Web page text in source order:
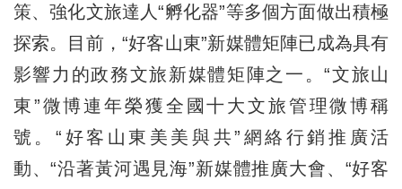
策、強化文旅達人“孵化器”等多個方面做出積極
探索。目前，“好客山東”新媒體矩陣已成為具有
影響力的政務文旅新媒體矩陣之一。“文旅山
東”微博連年榮獲全國十大文旅管理微博稱
號。“好客山東美美與共”網絡行銷推廣活
動、“沿著黃河遇見海”新媒體推廣大會、“好客